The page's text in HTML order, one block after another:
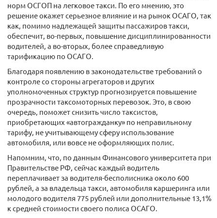
норм ОСГОП на легковое такси. По его мнению, это
решение окажет серьезное влияние и на рынок ОСАГО, так
как, помимо надлежащей защиты пассажиров такси,
обеспечит, во-первых, повышение дисциплинированности
водителей, а во-вторых, более справедливую
тарификацию по ОСАГО.
Благодаря появлению в законодательстве требований о
контроле со стороны агрегаторов и других
уполномоченных структур прогнозируется повышение
прозрачности таксомоторных перевозок. Это, в свою
очередь, поможет снизить число таксистов,
приобретающих «автогражданку» по неправильному
тарифу, не учитывающему сферу использование
автомобиля, или вовсе не оформляющих полис.
Напомним, что, по данным Финансового университета при
Правительстве РФ, сейчас каждый водитель
переплачивает за водителя-бесполисника около 600
рублей, а за владельца такси, автомобиля каршеринга или
молодого водителя 775 рублей или дополнительные 13,1%
к средней стоимости своего полиса ОСАГО.